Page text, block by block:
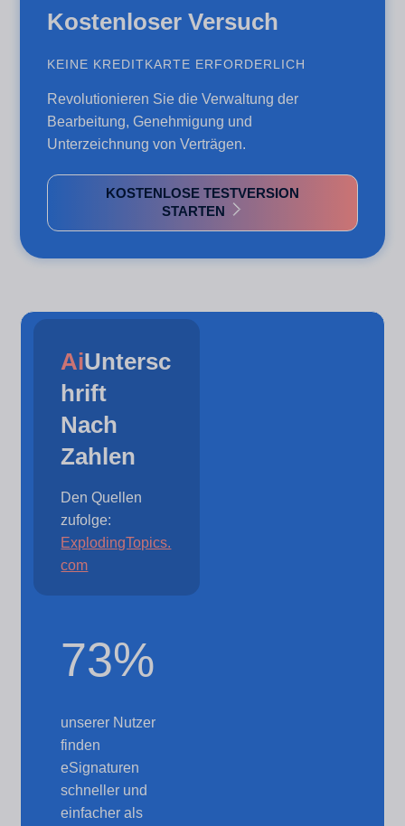
Kostenloser Versuch
KEINE KREDITKARTE ERFORDERLICH
Revolutionieren Sie die Verwaltung der
Bearbeitung, Genehmigung und
Unterzeichnung von Verträgen.
KOSTENLOSE TESTVERSION
STARTEN
AiUntersc
hrift
Nach
Zahlen
Den Quellen
zufolge:
ExplodingTopics.
com
73%
unserer Nutzer
finden
eSignaturen
schneller und
einfacher als